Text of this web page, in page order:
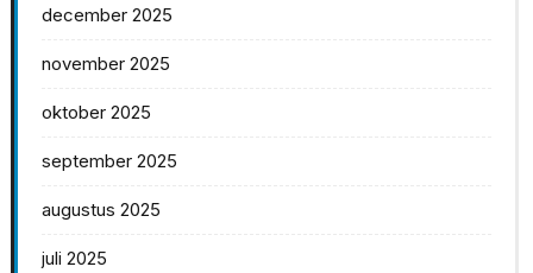
december 2025
november 2025
oktober 2025
september 2025
augustus 2025
juli 2025